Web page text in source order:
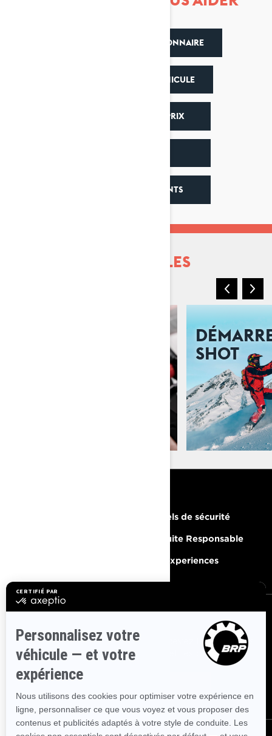
TROUVEZ UN CONCESSIONNAIRE
ÉCHANGEZ VOTRE VÉHICULE
CONFIGURATION & PRIX
MODÈLES PRÉCÉDENTS
DÉCOUVRIR TOUTES LES
SHOT
Rappels de sécurité
Conduite Responsable
BRP Experiences
Inscrivez-vous à nos courriels.
Recevez les dernières
nouvelles, les événements et les offres.